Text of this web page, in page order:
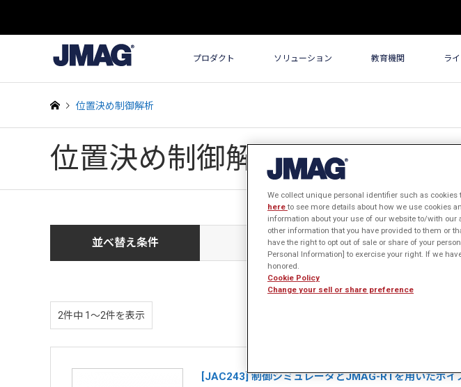
プロダクト ソリューション 教育機関 ラ
位置決め制御解析
位置決め制御解析
並べ替え条件 新しい順 古い順
2件中 1〜2件を表示
[JAC243] 制御シミュレータとJMAG-RTを用いたボ
We collect unique personal identifier such as
hereto see more details about how we use cookies
information about your use of our website to/with
other information that you have provided to them or
have the right to opt out of sale or share of your
Personal Information] to exercise your right. If we
honored.
Cookie Policy
Change your sell or share preference